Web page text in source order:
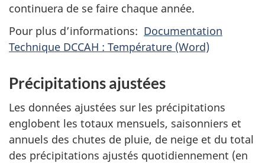
continuera de se faire chaque année.
Pour plus d’informations: Documentation
Technique DCCAH : Température (Word)
Précipitations ajustées
Les données ajustées sur les précipitations
englobent les totaux mensuels, saisonniers et
annuels des chutes de pluie, de neige et du total
des précipitations ajustés quotidiennement (en